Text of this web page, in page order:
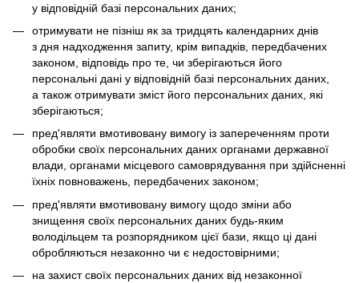
у відповідній базі персональних даних;
отримувати не пізніш як за тридцять календарних днів
з дня надходження запиту, крім випадків, передбачених
законом, відповідь про те, чи зберігаються його
персональні дані у відповідній базі персональних даних,
а також отримувати зміст його персональних даних, які
зберігаються;
пред'являти вмотивовану вимогу із запереченням проти
обробки своїх персональних даних органами державної
влади, органами місцевого самоврядування при здійсненні
їхніх повноважень, передбачених законом;
пред'являти вмотивовану вимогу щодо зміни або
знищення своїх персональних даних будь-яким
володільцем та розпорядником цієї бази, якщо ці дані
обробляються незаконно чи є недостовірними;
на захист своїх персональних даних від незаконної